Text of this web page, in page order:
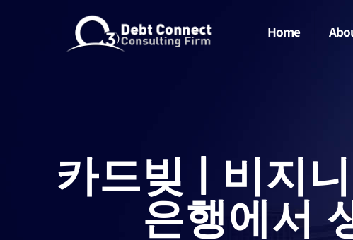
Home
카드빚 | 비지
은행에서